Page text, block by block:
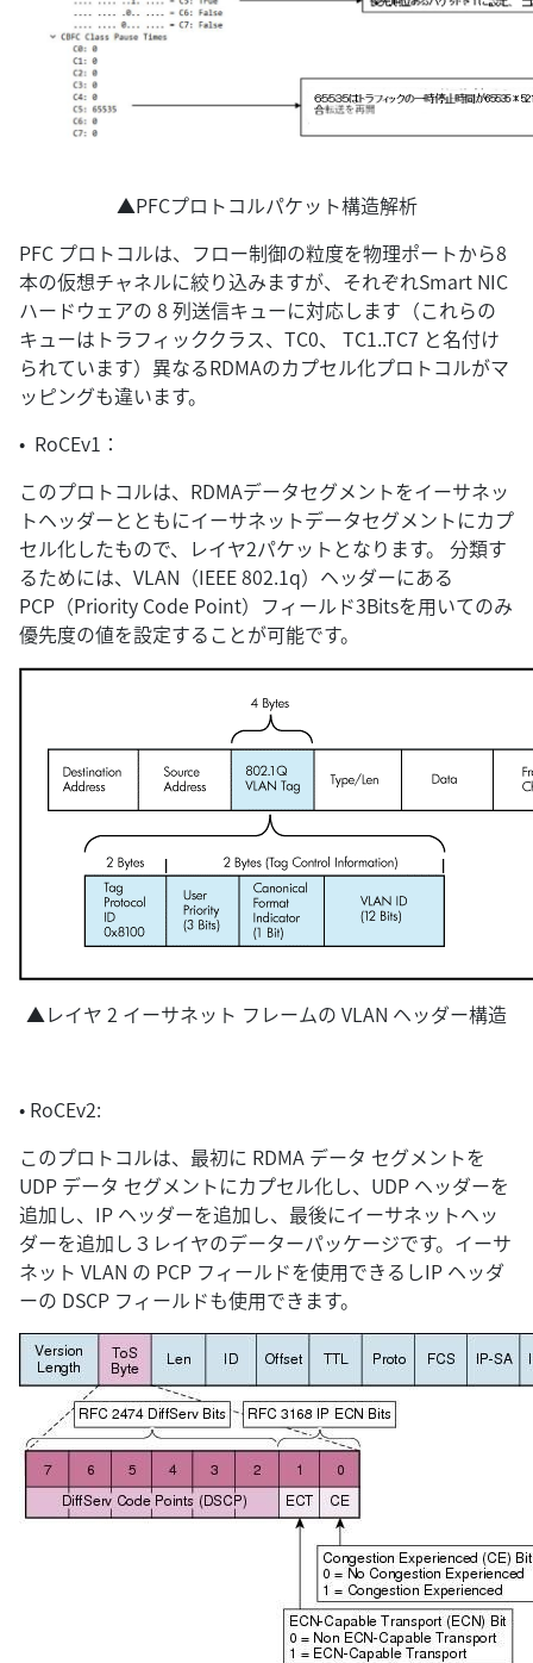
▲PFCプロトコルパケット構造解析
PFC プロトコルは、フロー制御の粒度を物理ポートから8
本の仮想チャネルに絞り込みますが、それぞれSmart NIC
ハードウェアの 8 列送信キューに対応します（これらの
キューはトラフィッククラス、TC0、 TC1..TC7 と名付け
られています）異なるRDMAのカプセル化プロトコルがマ
ッピングも違います。
• RoCEv1：
このプロトコルは、RDMAデータセグメントをイーサネッ
トヘッダーとともにイーサネットデータセグメントにカプ
セル化したもので、レイヤ2パケットとなります。 分類す
るためには、VLAN（IEEE 802.1q）ヘッダーにある
PCP（Priority Code Point）フィールド3Bitsを用いてのみ
優先度の値を設定することが可能です。
▲レイヤ 2 イーサネット フレームの VLAN ヘッダー構造
• RoCEv2:
このプロトコルは、最初に RDMA データ セグメントを
UDP データ セグメントにカプセル化し、UDP ヘッダーを
追加し、IP ヘッダーを追加し、最後にイーサネットヘッ
ダーを追加し３レイヤのデーターパッケージです。イーサ
ネット VLAN の PCP フィールドを使用できるしIP ヘッダ
ーの DSCP フィールドも使用できます。